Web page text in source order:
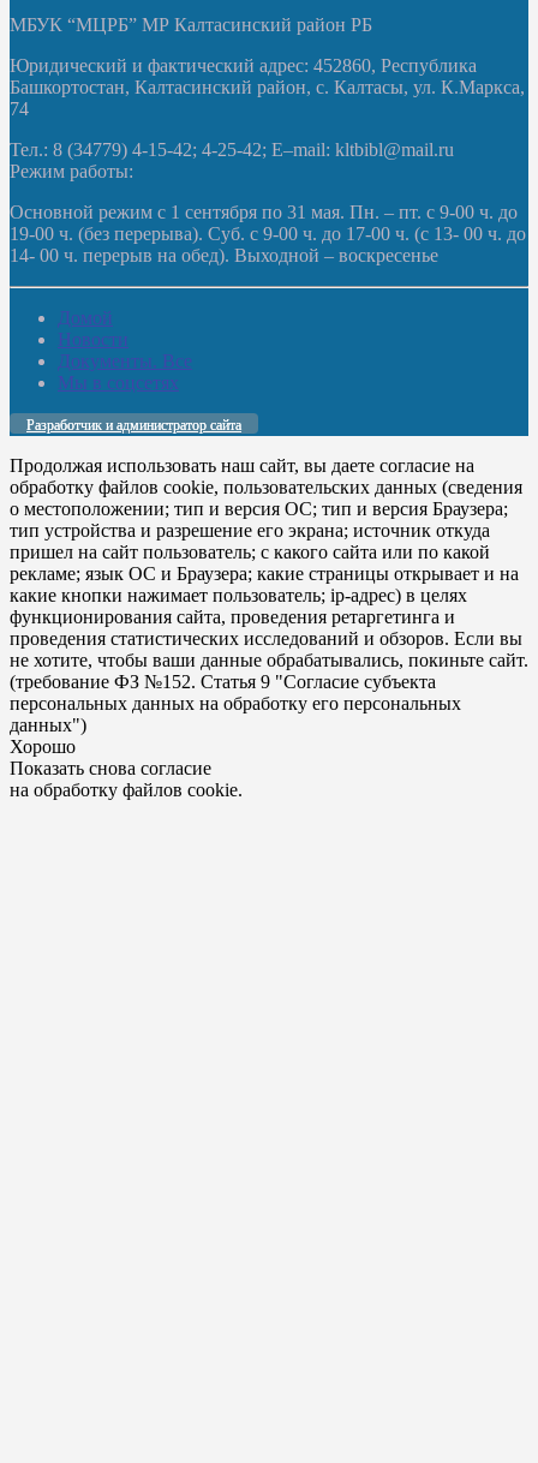
МБУК “МЦРБ” МР Калтасинский район РБ
Юридический и фактический адрес: 452860, Республика
Башкортостан, Калтасинский район, с. Калтасы, ул. К.Маркса,
74
Тел.: 8 (34779) 4-15-42; 4-25-42; E–mail: kltbibl@mail.ru
Режим работы:
Основной режим с 1 сентября по 31 мая. Пн. – пт. с 9-00 ч. до
19-00 ч. (без перерыва). Суб. с 9-00 ч. до 17-00 ч. (с 13- 00 ч. до
14- 00 ч. перерыв на обед). Выходной – воскресенье
Домой
Новости
Документы. Все
Мы в соцсетях
Разработчик и администратор сайта
Продолжая использовать наш сайт, вы даете согласие на
обработку файлов cookie, пользовательских данных (сведения
о местоположении; тип и версия ОС; тип и версия Браузера;
тип устройства и разрешение его экрана; источник откуда
пришел на сайт пользователь; с какого сайта или по какой
рекламе; язык ОС и Браузера; какие страницы открывает и на
какие кнопки нажимает пользователь; ip-адрес) в целях
функционирования сайта, проведения ретаргетинга и
проведения статистических исследований и обзоров. Если вы
не хотите, чтобы ваши данные обрабатывались, покиньте сайт.
(требование ФЗ №152. Статья 9 "Согласие субъекта
персональных данных на обработку его персональных
данных")
Хорошо
Показать снова согласие
на обработку файлов cookie.